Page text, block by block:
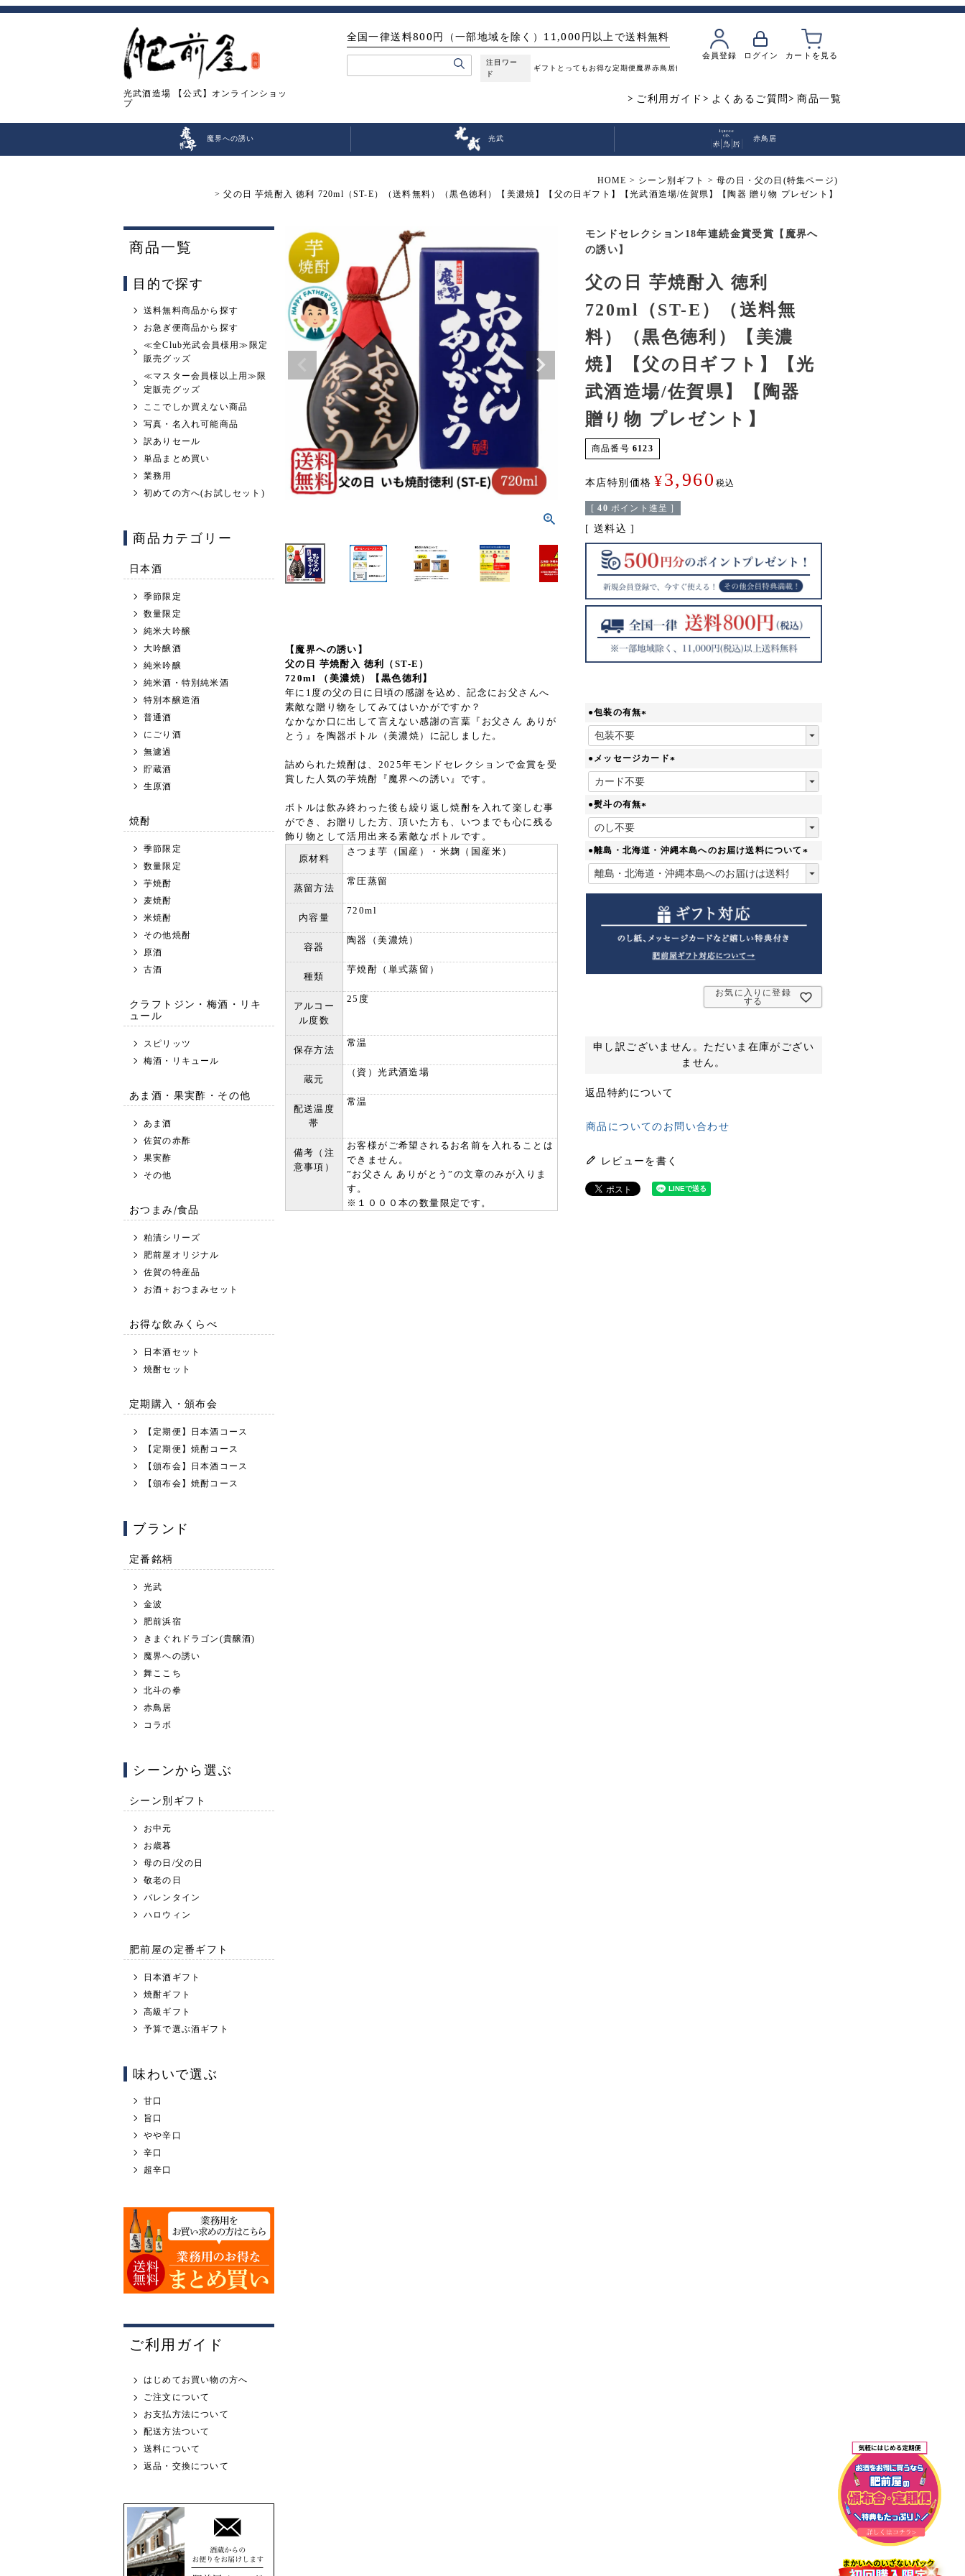
光武酒造場 【公式】オンラインショッ
プ
会員登録 ログイン カートを見る
全国一律送料800円（一部地域を除く）11,000円以上で送料無料
注目ワー
ド
ギフト とってもお得な定期便 魔界赤鳥居飲み比べ
ご利用ガイド よくあるご質問 商品一覧
魔界への誘い 光武 赤鳥居
HOME シーン別ギフト
母の日・父の日(特集ページ)
父の日 芋焼酎入 徳利 720ml（ST-E）（送料無料）（黒色徳利）【美濃焼】【父の日ギフト】【光武酒造場/佐賀県】【陶器 贈り物 プレゼント】
商品一覧
目的で探す
送料無料商品から探す
お急ぎ便商品から探す
≪全Club光武会員様用≫限定
販売グッズ
≪マスター会員様以上用≫限
定販売グッズ
ここでしか買えない商品
写真・名入れ可能商品
訳ありセール
単品まとめ買い
業務用
初めての方へ(お試しセット)
商品カテゴリー
日本酒
季節限定
数量限定
純米大吟醸
大吟醸酒
純米吟醸
純米酒・特別純米酒
特別本醸造酒
普通酒
にごり酒
無濾過
貯蔵酒
生原酒
焼酎
季節限定
数量限定
芋焼酎
麦焼酎
米焼酎
その他焼酎
原酒
古酒
クラフトジン・梅酒・リキ
ュール
スピリッツ
梅酒・リキュール
あま酒・果実酢・その他
あま酒
佐賀の赤酢
果実酢
その他
おつまみ/食品
粕漬シリーズ
肥前屋オリジナル
佐賀の特産品
お酒＋おつまみセット
お得な飲みくらべ
日本酒セット
焼酎セット
定期購入・頒布会
【定期便】日本酒コース
【定期便】焼酎コース
【頒布会】日本酒コース
【頒布会】焼酎コース
ブランド
定番銘柄
光武
金波
肥前浜宿
きまぐれドラゴン(貴醸酒)
魔界への誘い
舞ここち
北斗の拳
赤鳥居
コラボ
シーンから選ぶ
シーン別ギフト
お中元
お歳暮
母の日/父の日
敬老の日
バレンタイン
ハロウィン
肥前屋の定番ギフト
日本酒ギフト
焼酎ギフト
高級ギフト
予算で選ぶ酒ギフト
味わいで選ぶ
甘口
旨口
やや辛口
辛口
超辛口
ご利用ガイド
はじめてお買い物の方へ
ご注文について
お支払方法について
配送方法ついて
送料について
返品・交換について
【魔界への誘い】
父の日 芋焼酎入 徳利（ST-E）
720ml （美濃焼）【黒色徳利】
年に1度の父の日に日頃の感謝を込め、記念にお父さんへ
素敵な贈り物をしてみてはいかがですか？
なかなか口に出して言えない感謝の言葉『お父さん ありが
とう』を陶器ボトル（美濃焼）に記しました。
詰められた焼酎は、2025年モンドセレクションで金賞を受
賞した人気の芋焼酎『魔界への誘い』です。
ボトルは飲み終わった後も繰り返し焼酎を入れて楽しむ事
ができ、お贈りした方、頂いた方も、いつまでも心に残る
飾り物として活用出来る素敵なボトルです。
原材料
さつま芋（国産）・米麹（国産米）
蒸留方法
常圧蒸留
内容量
720ml
容器
陶器（美濃焼）
種類
芋焼酎（単式蒸留）
アルコー
ル度数
25度
保存方法
常温
蔵元
（資）光武酒造場
配送温度
帯
常温
備考（注
意事項）
お客様がご希望されるお名前を入れることは
できません。
”お父さん ありがとう”の文章のみが入りま
す。
※１０００本の数量限定です。
モンドセレクション18年連続金賞受賞【魔界へ
の誘い】
父の日 芋焼酎入 徳利
720ml（ST-E）（送料無
料）（黒色徳利）【美濃
焼】【父の日ギフト】【光
武酒造場/佐賀県】【陶器
贈り物 プレゼント】
商品番号 6123
本店特別価格 ¥3,960 税込
[ 40 ポイント進呈 ]
送料込
●包装の有無
(
須
)
●メッセージカード
(
)
●熨斗の有無
(
須
)
●離島・北海道・沖縄本島へのお届け送料について
(
須
お気に入りに登録
する
申し訳ございません。ただいま在庫がござい
ません。
返品特約について
商品についてのお問い合わせ
レビューを書く